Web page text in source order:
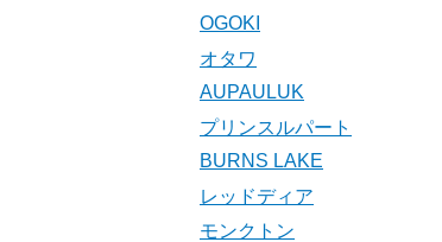
OGOKI
オタワ
AUPAULUK
プリンスルパート
BURNS LAKE
レッドディア
モンクトン